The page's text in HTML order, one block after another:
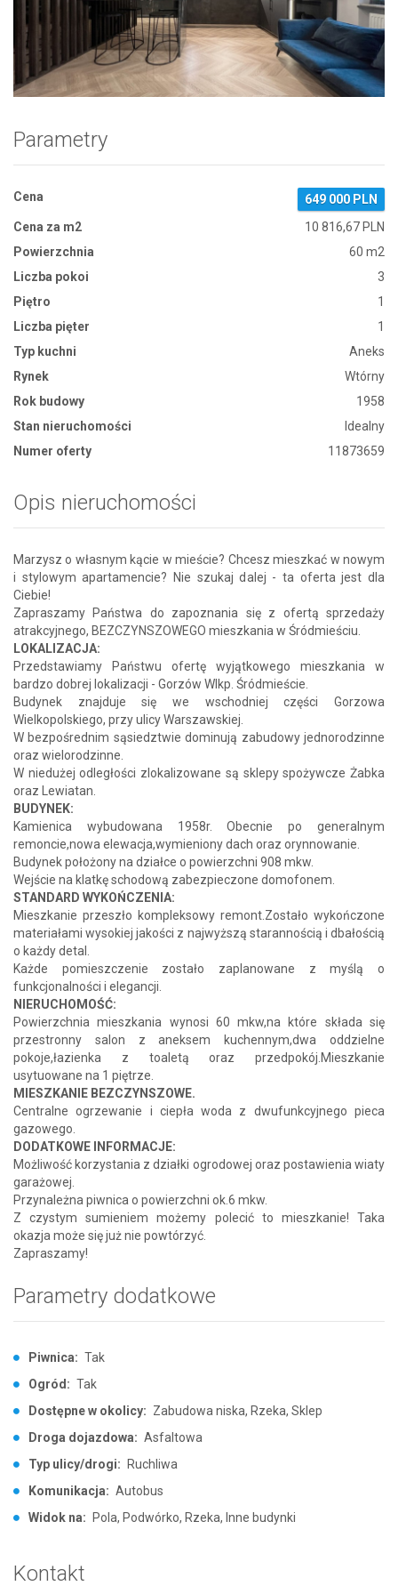
Zdjęcie 1
Parametry
Cena
649 000 PLN
Cena za m2
10 816,67 PLN
Powierzchnia
60 m2
Liczba pokoi
3
Piętro
1
Liczba pięter
1
Typ kuchni
Aneks
Rynek
Wtórny
Rok budowy
1958
Stan nieruchomości
Idealny
Numer oferty
11873659
Opis nieruchomości
Marzysz o własnym kącie w mieście? Chcesz mieszkać w nowym
i stylowym apartamencie? Nie szukaj dalej - ta oferta jest dla
Ciebie!
Zapraszamy Państwa do zapoznania się z ofertą sprzedaży
atrakcyjnego, BEZCZYNSZOWEGO mieszkania w Śródmieściu.
LOKALIZACJA:
Przedstawiamy Państwu ofertę wyjątkowego mieszkania w
bardzo dobrej lokalizacji - Gorzów Wlkp. Śródmieście.
Budynek znajduje się we wschodniej części Gorzowa
Wielkopolskiego, przy ulicy Warszawskiej.
W bezpośrednim sąsiedztwie dominują zabudowy jednorodzinne
oraz wielorodzinne.
W niedużej odległości zlokalizowane są sklepy spożywcze Żabka
oraz Lewiatan.
BUDYNEK:
Kamienica wybudowana 1958r. Obecnie po generalnym
remoncie,nowa elewacja,wymieniony dach oraz orynnowanie.
Budynek położony na działce o powierzchni 908 mkw.
Wejście na klatkę schodową zabezpieczone domofonem.
STANDARD WYKOŃCZENIA:
Mieszkanie przeszło kompleksowy remont.Zostało wykończone
materiałami wysokiej jakości z najwyższą starannością i dbałością
o każdy detal.
Każde pomieszczenie zostało zaplanowane z myślą o
funkcjonalności i elegancji.
NIERUCHOMOŚĆ:
Powierzchnia mieszkania wynosi 60 mkw,na które składa się
przestronny salon z aneksem kuchennym,dwa oddzielne
pokoje,łazienka z toaletą oraz przedpokój.Mieszkanie
usytuowane na 1 piętrze.
MIESZKANIE BEZCZYNSZOWE.
Centralne ogrzewanie i ciepła woda z dwufunkcyjnego pieca
gazowego.
DODATKOWE INFORMACJE:
Możliwość korzystania z działki ogrodowej oraz postawienia wiaty
garażowej.
Przynależna piwnica o powierzchni ok.6 mkw.
Z czystym sumieniem możemy polecić to mieszkanie! Taka
okazja może się już nie powtórzyć.
Zapraszamy!
Parametry dodatkowe
Piwnica: Tak
Ogród: Tak
Dostępne w okolicy: Zabudowa niska, Rzeka, Sklep
Droga dojazdowa: Asfaltowa
Typ ulicy/drogi: Ruchliwa
Komunikacja: Autobus
Widok na: Pola, Podwórko, Rzeka, Inne budynki
Kontakt